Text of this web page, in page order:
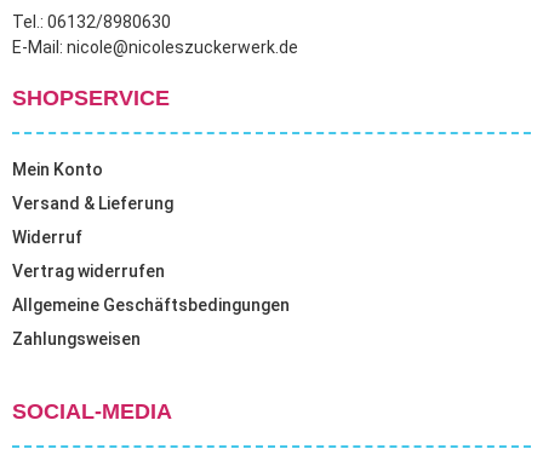
Tel.: 06132/8980630
E-Mail: nicole@nicoleszuckerwerk.de
SHOPSERVICE
Mein Konto
Versand & Lieferung
Widerruf
Vertrag widerrufen
Allgemeine Geschäftsbedingungen
Zahlungsweisen
SOCIAL-MEDIA